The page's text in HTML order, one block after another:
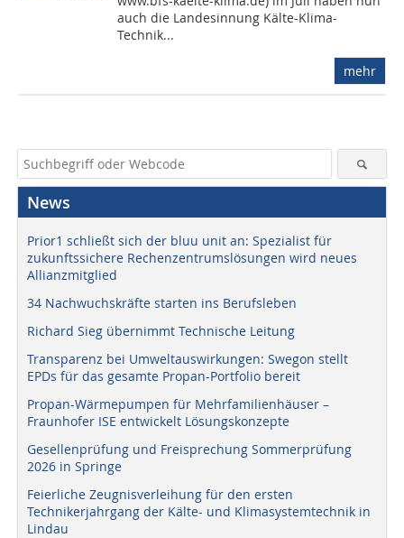
auch die Landesinnung Kälte-Klima-
Technik...
mehr
News
Prior1 schließt sich der bluu unit an: Spezialist für
zukunftssichere Rechenzentrumslösungen wird neues
Allianzmitglied
34 Nachwuchskräfte starten ins Berufsleben
Richard Sieg übernimmt Technische Leitung
Transparenz bei Umweltauswirkungen: Swegon stellt
EPDs für das gesamte Propan-Portfolio bereit
Propan-Wärmepumpen für Mehrfamilienhäuser –
Fraunhofer ISE entwickelt Lösungskonzepte
Gesellenprüfung und Freisprechung Sommerprüfung
2026 in Springe
Feierliche Zeugnisverleihung für den ersten
Technikerjahrgang der Kälte- und Klimasystemtechnik in
Lindau